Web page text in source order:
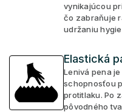
vynikajúcou
čo zabraňuje
udržaniu
Elastická
Lenivá pena
schopnosťou
protitlaku. Po
pôvodného